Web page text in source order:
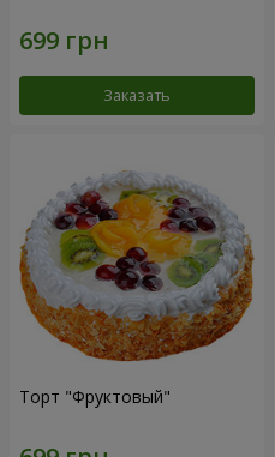
Заказать
Торт "Фруктовый"